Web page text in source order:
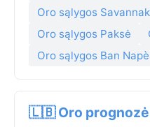
Oro sąlygos
Oro sąlygos Paksė
Oro sąlygos Ban Napè
🇱🇧 Oro prognozė